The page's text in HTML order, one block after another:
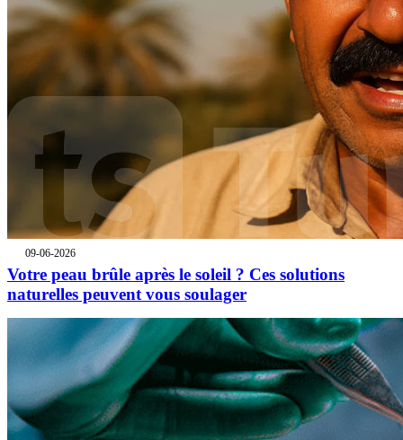
09-06-2026
Votre peau brûle après le soleil ? Ces solutions
naturelles peuvent vous soulager